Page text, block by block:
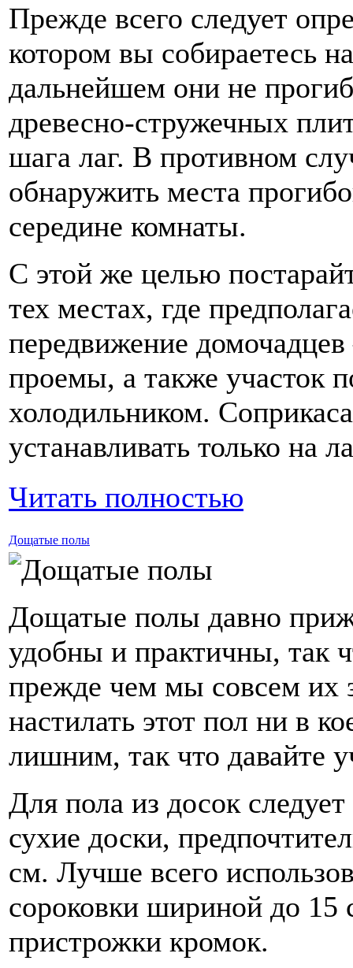
Прежде всего следует
котором вы собираетесь
дальнейшем они не
древесно-стружечных
шага лаг. В противном
обнаружить места
середине комнаты.
С этой же целью
тех местах, где
передвижение
проемы, а также участок
холодильником.
устанавливать только на
Читать полностью
Дощатые полы
Дощатые полы давно
удобны и практичны, так
прежде чем мы совсем их
настилать этот пол ни в
лишним, так что давайте
Для пола из досок
сухие доски,
см. Лучше всего
сороковки шириной до 15
пристрожки кромок.